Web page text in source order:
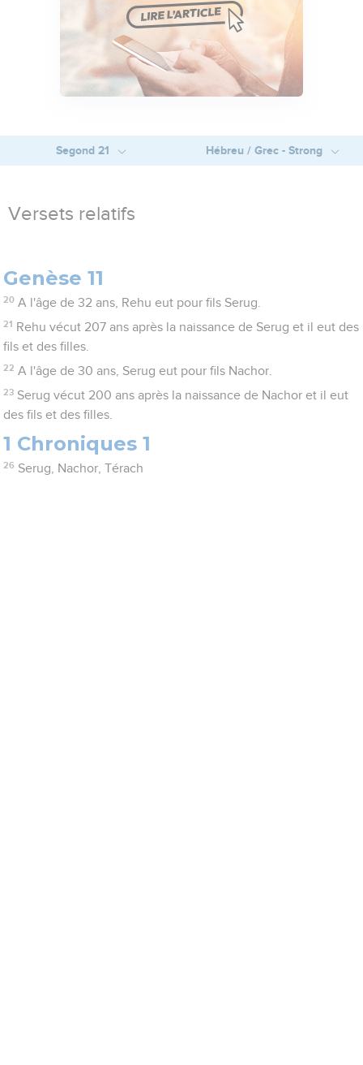
Segond 21 Hébreu / Grec - Strong
Versets relatifs
Genèse 11
20 A l'âge de 32 ans, Rehu eut pour fils Serug.
21 Rehu vécut 207 ans après la naissance de Serug et il eut des
fils et des filles.
22 A l'âge de 30 ans, Serug eut pour fils Nachor.
23 Serug vécut 200 ans après la naissance de Nachor et il eut
des fils et des filles.
1 Chroniques 1
26 Serug, Nachor, Térach